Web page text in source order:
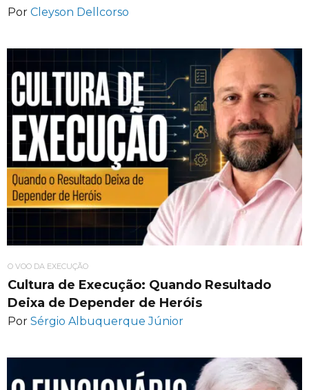
Por Cleyson Dellcorso
O VOO DA EXECUÇÃO
Cultura de Execução: Quando Resultado
Deixa de Depender de Heróis
Por Sérgio Albuquerque Júnior